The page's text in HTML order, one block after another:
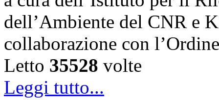
dell’Ambiente del CNR e
collaborazione con
Letto 35528 volte
Leggi tutto...